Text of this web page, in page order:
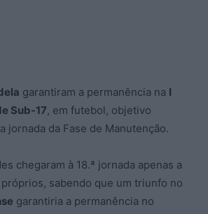
garantiram a permanência na I
Sub-17, em futebol, objetivo
jornada da Fase de Manutenção.
chegaram à 18.ª jornada apenas a
sabendo que um triunfo no
garantiria a permanência no